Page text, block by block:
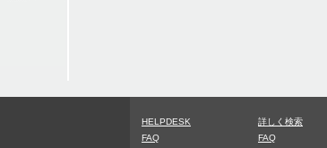
HELPDESK
FAQ
詳しく検索
FAQ